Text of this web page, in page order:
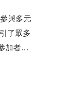
與多元
了眾多
加者需
長者而